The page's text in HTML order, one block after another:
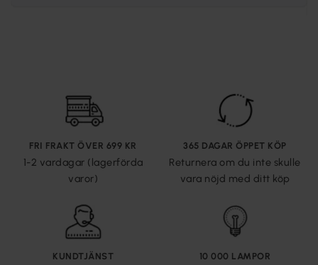
FRI FRAKT ÖVER 699 KR
1-2 vardagar (lagerförda
varor)
365 DAGAR ÖPPET KÖP
Returnera om du inte skulle
vara nöjd med ditt köp
KUNDTJÄNST 10 000 LAMPOR